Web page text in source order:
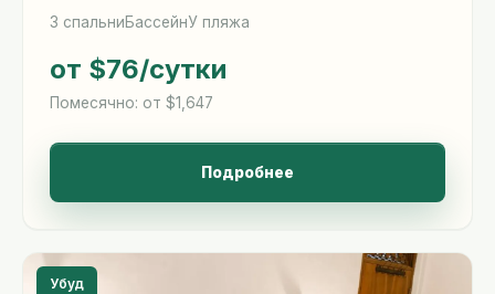
3 спальниБассейнУ пляжа
от $76/сутки
Помесячно: от $1,647
Подробнее
Убуд